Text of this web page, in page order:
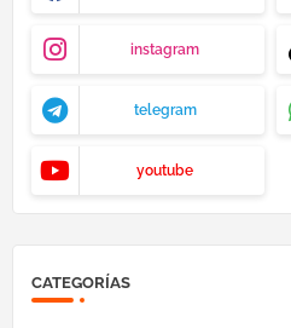
instagram
telegram
youtube
CATEGORÍAS